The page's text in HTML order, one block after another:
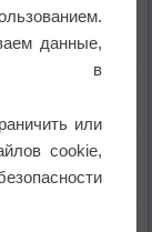
тень
волны тепла
данные,
в
или
cookie,